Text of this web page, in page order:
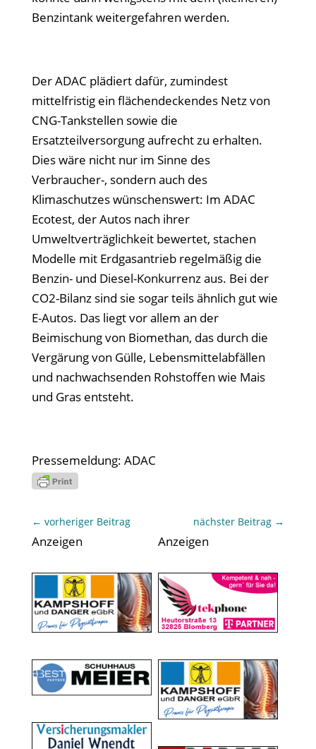
Benzintank weitergefahren werden.
Der ADAC plädiert dafür, zumindest
mittelfristig ein flächendeckendes Netz von
CNG-Tankstellen sowie die
Ersatzteilversorgung aufrecht zu erhalten.
Dies wäre nicht nur im Sinne des
Verbraucher-, sondern auch des
Klimaschutzes wünschenswert: Im ADAC
Ecotest, der Autos nach ihrer
Umweltverträglichkeit bewertet, stachen
Modelle mit Erdgasantrieb regelmäßig die
Benzin- und Diesel-Konkurrenz aus. Bei der
CO2-Bilanz sind sie sogar teils ähnlich gut wie
E-Autos. Das liegt vor allem an der
Beimischung von Biomethan, das durch die
Vergärung von Gülle, Lebensmittelabfällen
und nachwachsenden Rohstoffen wie Mais
und Gras entsteht.
Pressemeldung: ADAC
← vorheriger Beitrag nächster Beitrag →
Anzeigen Anzeigen